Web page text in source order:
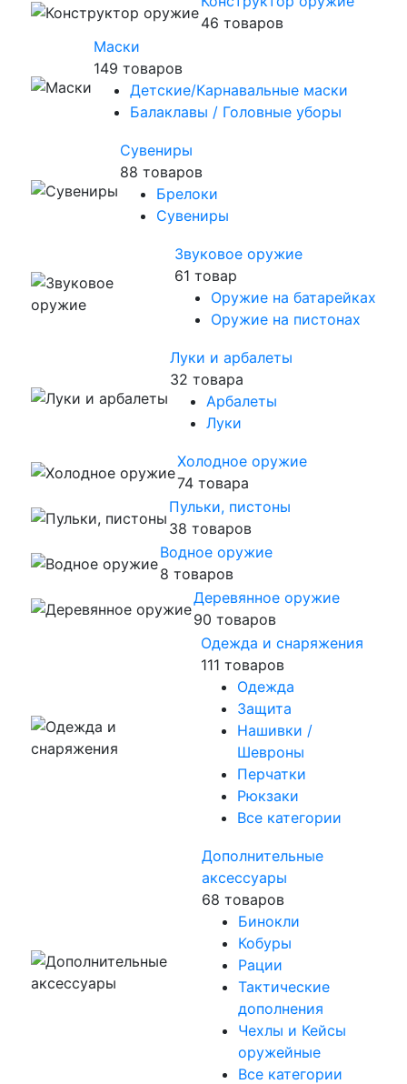
46 товаров
Маски
149 товаров
Детские/Карнавальные маски
Балаклавы / Головные уборы
Сувениры
88 товаров
Брелоки
Сувениры
Звуковое оружие
61 товар
Оружие на батарейках
Оружие на пистонах
Луки и арбалеты
32 товара
Арбалеты
Луки
Холодное оружие
74 товара
Пульки, пистоны
38 товаров
Водное оружие
8 товаров
Деревянное оружие
90 товаров
Одежда и снаряжения
111 товаров
Одежда
Защита
Нашивки /
Шевроны
Перчатки
Рюкзаки
Все категории
Дополнительные
аксессуары
68 товаров
Бинокли
Кобуры
Рации
Тактические
дополнения
Чехлы и Кейсы
оружейные
Все категории